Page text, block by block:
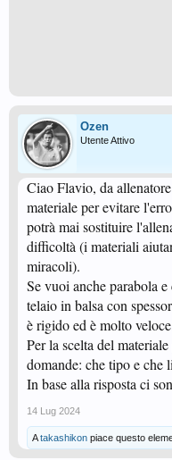
Ozen
Utente Attivo
Ciao Flavio, da
materiale per evitare
potrà mai sostituire
difficoltà (i materiali
miracoli).
Se vuoi anche parabola
telaio in balsa con
è rigido ed è molto
Per la scelta del
domande: che tipo e che
In base alla risposta ci
14 Lug 2024
Atakashikon piace questo